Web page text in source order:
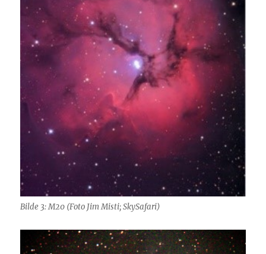
Bilde 3: M20 (Foto Jim Misti; SkySafari)